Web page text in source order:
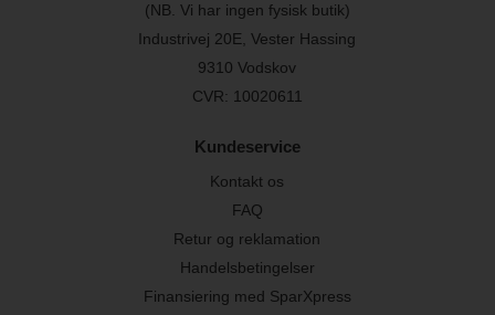
(NB. Vi har ingen fysisk butik)
Industrivej 20E, Vester Hassing
9310 Vodskov
CVR: 10020611
Kundeservice
Kontakt os
FAQ
Retur og reklamation
Handelsbetingelser
Finansiering med SparXpress